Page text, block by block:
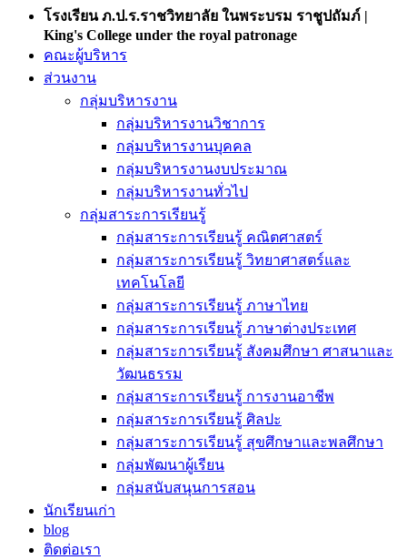
โรงเรียน ภ.ป.ร.ราชวิทยาลัย ในพระบรม ราชูปถัมภ์ |
King's College under the royal patronage
คณะผู้บริหาร
ส่วนงาน
กลุ่มบริหารงาน
กลุ่มบริหารงานวิชาการ
กลุ่มบริหารงานบุคคล
กลุ่มบริหารงานงบประมาณ
กลุ่มบริหารงานทั่วไป
กลุ่มสาระการเรียนรู้
กลุ่มสาระการเรียนรู้ คณิตศาสตร์
กลุ่มสาระการเรียนรู้ วิทยาศาสตร์และ
เทคโนโลยี
กลุ่มสาระการเรียนรู้ ภาษาไทย
กลุ่มสาระการเรียนรู้ ภาษาต่างประเทศ
กลุ่มสาระการเรียนรู้ สังคมศึกษา ศาสนาและ
วัฒนธรรม
กลุ่มสาระการเรียนรู้ การงานอาชีพ
กลุ่มสาระการเรียนรู้ ศิลปะ
กลุ่มสาระการเรียนรู้ สุขศึกษาและพลศึกษา
กลุ่มพัฒนาผู้เรียน
กลุ่มสนับสนุนการสอน
นักเรียนเก่า
blog
ติดต่อเรา